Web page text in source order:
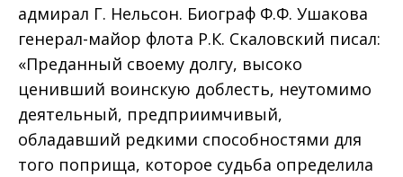
адмирал Г. Нельсон. Биограф Ф.Ф. Ушакова
генерал-майор флота Р.К. Скаловский писал:
«Преданный своему долгу, высоко
ценивший воинскую доблесть, неутомимо
деятельный, предприимчивый,
обладавший редкими способностями для
того поприща, которое судьба определила